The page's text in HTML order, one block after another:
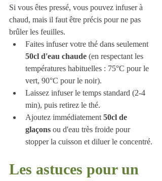
Si vous êtes pressé, vous pouvez infuser à
chaud, mais il faut être précis pour ne pas
brûler les feuilles.
Faites infuser votre thé dans seulement
50cl d'eau chaude (en respectant les
températures habituelles : 75°C pour le
vert, 90°C pour le noir).
Laissez infuser le temps standard (2-4
min), puis retirez le thé.
Ajoutez immédiatement 50cl de
glaçons ou d'eau très froide pour
stopper la cuisson et diluer le concentré.
Les astuces pour un